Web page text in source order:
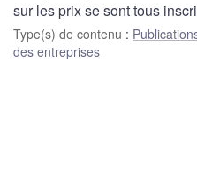
sur les prix se sont tous
Type(s) de contenu :
des entreprises